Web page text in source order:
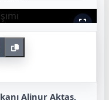
Alinur Aktaş,